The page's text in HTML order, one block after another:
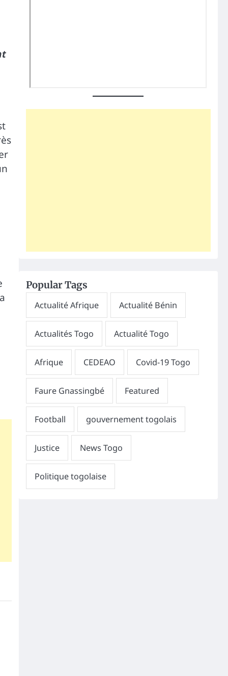
Popular Tags